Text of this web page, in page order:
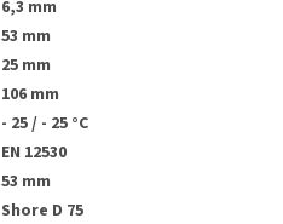
6,3 mm
53 mm
25 mm
106 mm
- 25 / - 25 °C
EN 12530
53 mm
Shore D 75